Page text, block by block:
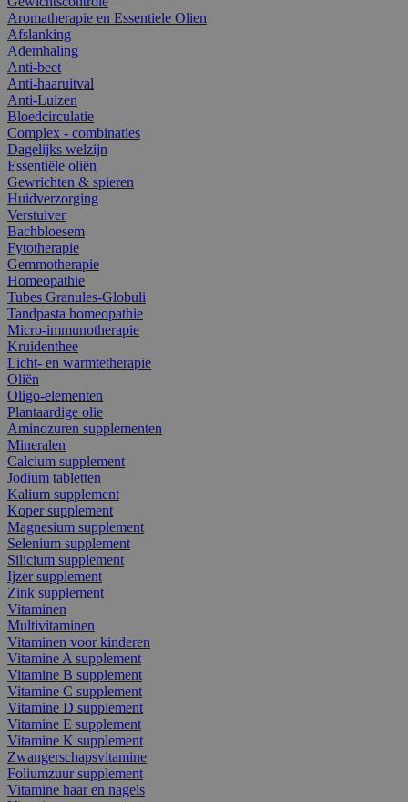
Aromatherapie en Essentiele Olien
Afslanking
Ademhaling
Anti-beet
Anti-haaruitval
Anti-Luizen
Bloedcirculatie
Complex - combinaties
Dagelijks welzijn
Essentiële oliën
Gewrichten & spieren
Huidverzorging
Verstuiver
Bachbloesem
Fytotherapie
Gemmotherapie
Homeopathie
Tubes Granules-Globuli
Tandpasta homeopathie
Micro-immunotherapie
Kruidenthee
Licht- en warmtetherapie
Oliën
Oligo-elementen
Plantaardige olie
Aminozuren supplementen
Mineralen
Calcium supplement
Jodium tabletten
Kalium supplement
Koper supplement
Magnesium supplement
Selenium supplement
Silicium supplement
Ijzer supplement
Zink supplement
Vitaminen
Multivitaminen
Vitaminen voor kinderen
Vitamine A supplement
Vitamine B supplement
Vitamine C supplement
Vitamine D supplement
Vitamine E supplement
Vitamine K supplement
Zwangerschapsvitamine
Foliumzuur supplement
Vitamine haar en nagels